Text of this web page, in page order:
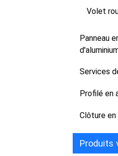
Volet
Panneau
Services
Profilé en
Clôture en
Produits